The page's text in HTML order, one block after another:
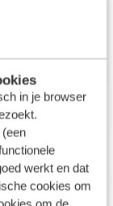
in je browser
werkt en dat
cookies om
plekjes